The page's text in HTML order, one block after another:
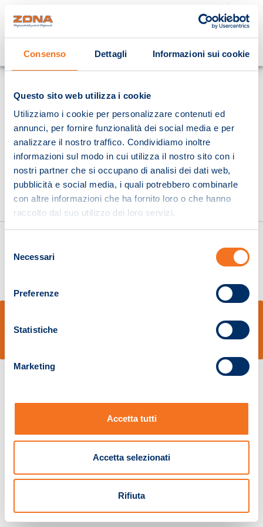
Consenso Dettagli Informazioni sui cookie
Questo sito web utilizza i cookie
Utilizziamo i cookie per personalizzare contenuti ed
annunci, per fornire funzionalità dei social media e per
analizzare il nostro traffico. Condividiamo inoltre
informazioni sul modo in cui utilizza il nostro sito con i
nostri partner che si occupano di analisi dei dati web,
pubblicità e social media, i quali potrebbero combinarle
con altre informazioni che ha fornito loro o che hanno
raccolto dal suo utilizzo dei loro servizi.
delNecessari
Preferenze
Statistiche
Marketing
Accetta tutti
Accetta selezionati
Rifiuta
Cosa stai cercando?
Pistoia 01680210505 – R.E.A. n.155974 - Cap.Soc. € 2.000.000,00 i.v. La
Società adotta il Codice Etico D.lgs. 231/01